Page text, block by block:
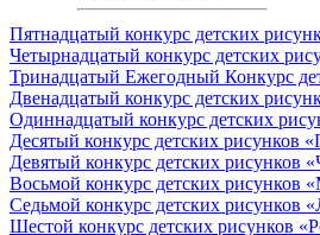
Пятнадцатый конкурс детских
Четырнадцатый конкурс детских
Тринадцатый Ежегодный Конкурс
Двенадцатый конкурс детских
Одиннадцатый конкурс детских
Десятый конкурс детских рисунков
Девятый конкурс детских рисунков
Восьмой конкурс детских рисунков
Седьмой конкурс детских рисунков
Шестой конкурс детских рисунков